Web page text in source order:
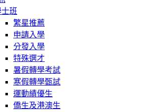
班
繁星推薦
申請入學
分發入學
特殊選才
暑假轉學考試
寒假轉學甄試
運動績優生
僑生及港澳生